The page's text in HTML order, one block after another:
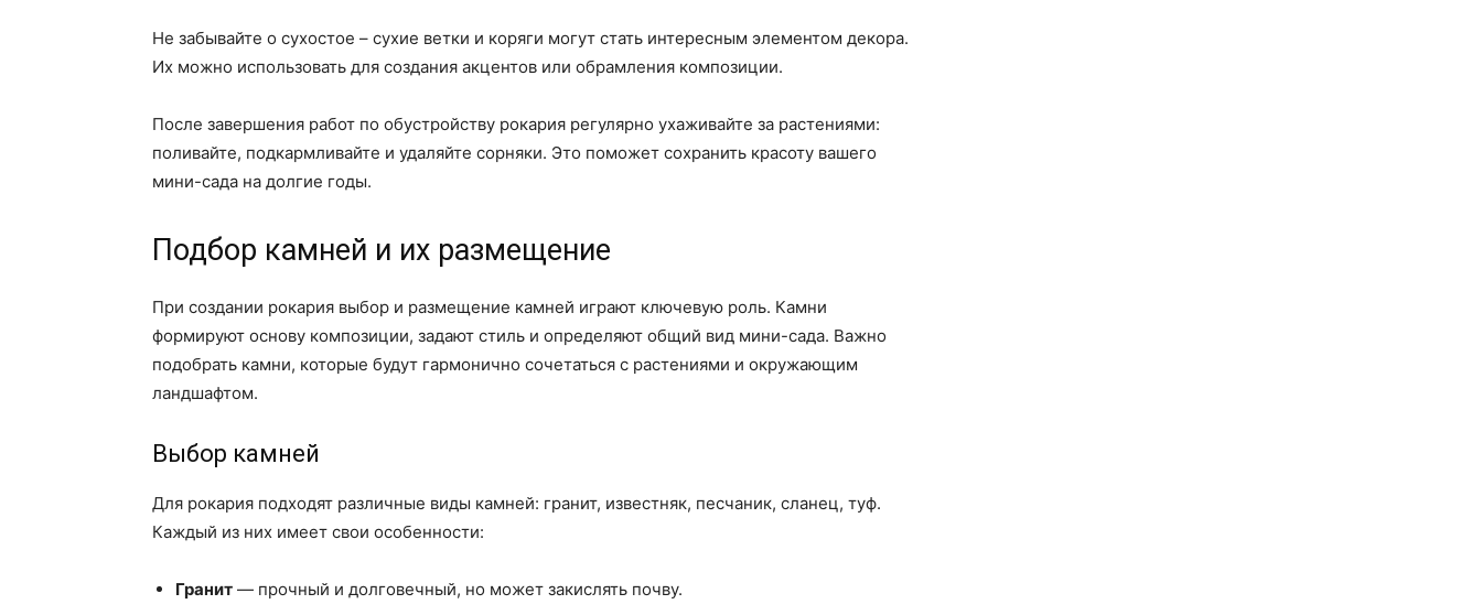
Не забывайте о сухостое – сухие ветки и коряги могут стать интересным элементом декора.
Их можно использовать для создания акцентов или обрамления композиции.
После завершения работ по обустройству рокария регулярно ухаживайте за растениями:
поливайте, подкармливайте и удаляйте сорняки. Это поможет сохранить красоту вашего
мини-сада на долгие годы.
Подбор камней и их размещение
При создании рокария выбор и размещение камней играют ключевую роль. Камни
формируют основу композиции, задают стиль и определяют общий вид мини-сада. Важно
подобрать камни, которые будут гармонично сочетаться с растениями и окружающим
ландшафтом.
Выбор камней
Для рокария подходят различные виды камней: гранит, известняк, песчаник, сланец, туф.
Каждый из них имеет свои особенности:
Гранит — прочный и долговечный, но может закислять почву.